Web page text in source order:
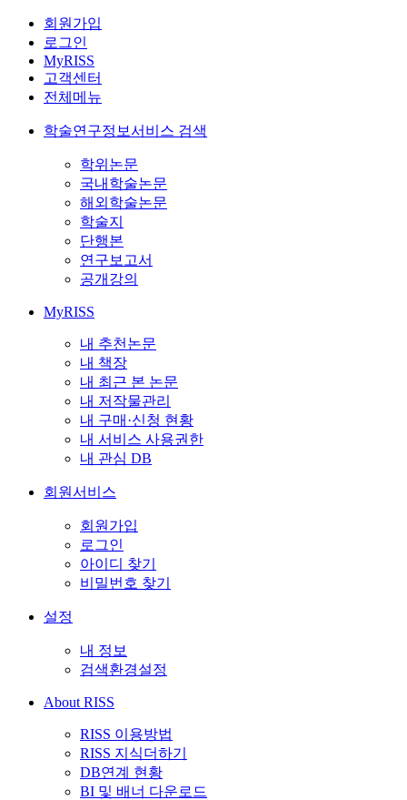
회원가입
로그인
MyRISS
고객센터
전체메뉴
학술연구정보서비스 검색
학위논문
국내학술논문
해외학술논문
학술지
단행본
연구보고서
공개강의
MyRISS
내 추천논문
내 책장
내 최근 본 논문
내 저작물관리
내 구매·신청 현황
내 서비스 사용권한
내 관심 DB
회원서비스
회원가입
로그인
아이디 찾기
비밀번호 찾기
설정
내 정보
검색환경설정
About RISS
RISS 이용방법
RISS 지식더하기
DB연계 현황
BI 및 배너 다운로드